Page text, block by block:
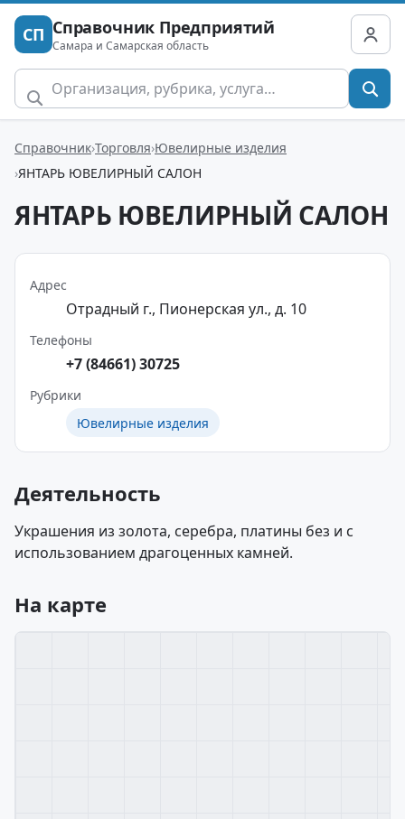
СП Справочник Предприятий
Самара и Самарская область
Справочник Торговля Ювелирные изделия
ЯНТАРЬ ЮВЕЛИРНЫЙ САЛОН
ЯНТАРЬ ЮВЕЛИРНЫЙ САЛОН
Адрес
Отрадный г., Пионерская ул., д. 10
Телефоны
+7 (84661) 30725
Рубрики
Ювелирные изделия
Деятельность
Украшения из золота, серебра, платины без и с
использованием драгоценных камней.
На карте